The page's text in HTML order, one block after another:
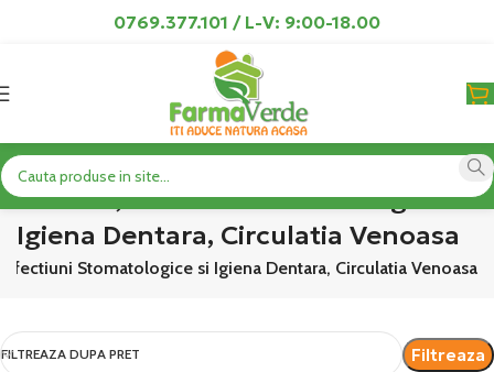
0769.377.101 / L-V: 9:00-18.00
Anemia, Afectiuni Stomatologice si
Igiena Dentara, Circulatia Venoasa
Stomatologice si Igiena Dentara, Circulatia Venoasa
FILTREAZA DUPA PRET Filtreaza